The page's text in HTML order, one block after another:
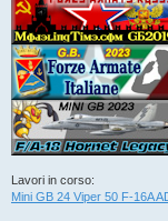
Lavori in corso:
Mini GB 24 Viper 50 F-16A